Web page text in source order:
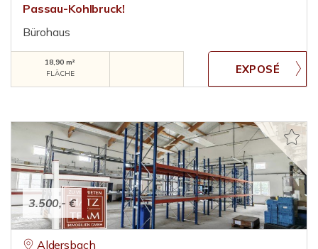
Passau-Kohlbruck!
Bürohaus
18,90 m²
FLÄCHE
3.500,- €
Aldersbach